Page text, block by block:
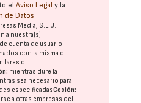
elAviso Legal y la
de Datos
Media, S.L.U.
a nuestra(s)
cuenta de usuario.
con la misma o
o
mientras dure la
sea necesario para
especificadasCesión:
a otras empresas del